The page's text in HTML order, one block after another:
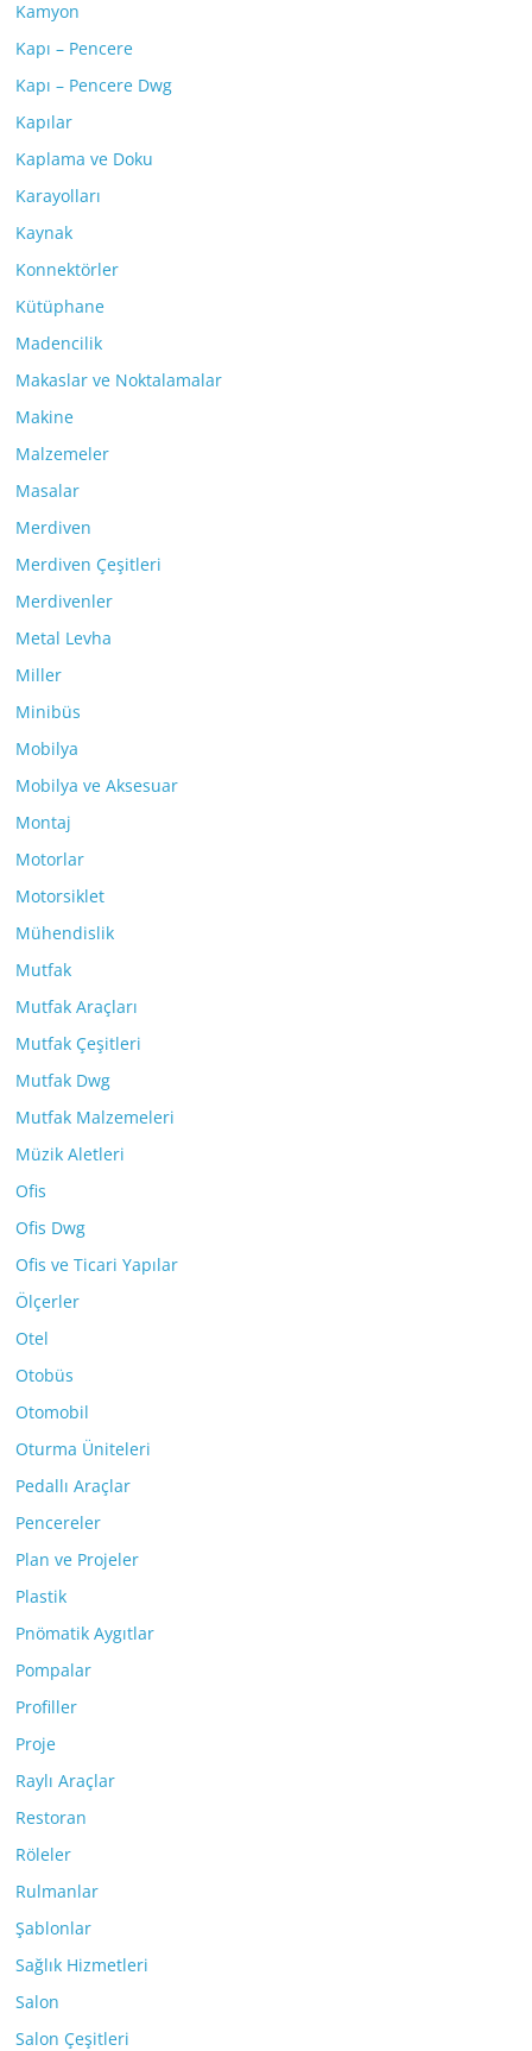
Kamyon
Kapı – Pencere
Kapı – Pencere Dwg
Kapılar
Kaplama ve Doku
Karayolları
Kaynak
Konnektörler
Kütüphane
Madencilik
Makaslar ve Noktalamalar
Makine
Malzemeler
Masalar
Merdiven
Merdiven Çeşitleri
Merdivenler
Metal Levha
Miller
Minibüs
Mobilya
Mobilya ve Aksesuar
Montaj
Motorlar
Motorsiklet
Mühendislik
Mutfak
Mutfak Araçları
Mutfak Çeşitleri
Mutfak Dwg
Mutfak Malzemeleri
Müzik Aletleri
Ofis
Ofis Dwg
Ofis ve Ticari Yapılar
Ölçerler
Otel
Otobüs
Otomobil
Oturma Üniteleri
Pedallı Araçlar
Pencereler
Plan ve Projeler
Plastik
Pnömatik Aygıtlar
Pompalar
Profiller
Proje
Raylı Araçlar
Restoran
Röleler
Rulmanlar
Şablonlar
Sağlık Hizmetleri
Salon
Salon Çeşitleri